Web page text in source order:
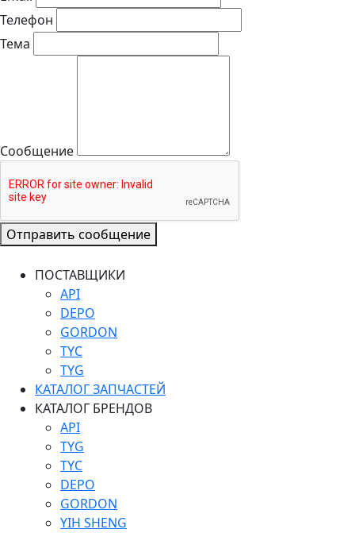
Телефон
Тема
Сообщение
Отправить сообщение
ПОСТАВЩИКИ
API
DEPO
GORDON
TYC
TYG
КАТАЛОГ ЗАПЧАСТЕЙ
КАТАЛОГ БРЕНДОВ
API
TYG
TYC
DEPO
GORDON
YIH SHENG